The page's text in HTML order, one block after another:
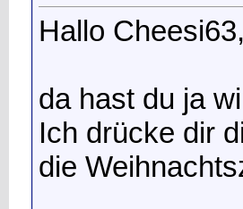
Hallo Cheesi63,
da hast du ja
Ich drücke dir
die